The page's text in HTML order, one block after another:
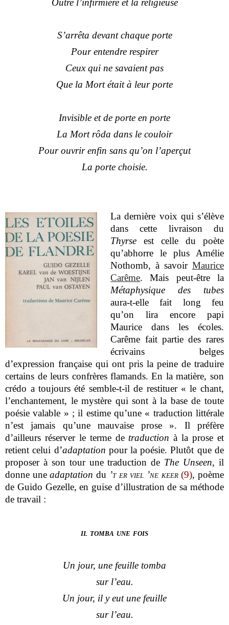
Outre l’infirmière et la religieuse
S’arrêta devant chaque porte
Pour entendre respirer
Ceux qui ne savaient pas
Que la Mort était à leur porte
Invisible et de porte en porte
La Mort rôda dans le couloir
Pour ouvrir enfin sans qu’on l’aperçut
La porte choisie.
La dernière voix qui s’élève
dans cette livraison du
Thyrse est celle du poète
qu’abhorre le plus Amélie
Nothomb, à savoir Maurice
Carême. Mais peut-être la
Métaphysique des tubes
aura-t-elle fait long feu
qu’on lira encore papi
Maurice dans les écoles.
Carême fait partie des rares
écrivains belges
d’expression française qui ont pris la peine de traduire
certains de leurs confrères flamands. En la matière, son
crédo a toujours été semble-t-il de restituer « le chant,
l’enchantement, le mystère qui sont à la base de toute
poésie valable » ; il estime qu’une « traduction littérale
n’est jamais qu’une mauvaise prose ». Il préfère
d’ailleurs réserver le terme de traduction à la prose et
retient celui d’adaptation pour la poésie. Plutôt que de
proposer à son tour une traduction de The Unseen, il
donne uneadaptation du ’t er viel ’ne keer(9), poème
de Guido Gezelle, en guise d’illustration de sa méthode
de travail :
il tomba une fois
Un jour, une feuille tomba
sur l’eau.
Un jour, il y eut une feuille
sur l’eau.